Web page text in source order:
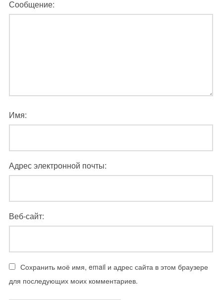
Сообщение:
Имя:
Адрес электронной почты:
Веб-сайт:
Сохранить моё имя, email и адрес сайта в этом браузере
для последующих моих комментариев.